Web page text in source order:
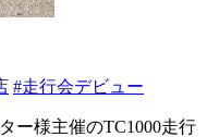
#走行会デビュー
ー様主催のTC1000走行